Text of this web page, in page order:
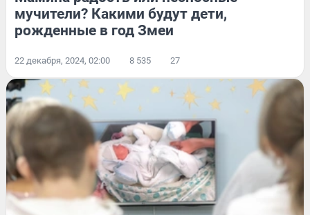
мучители? Какими будут дети,
рожденные в год Змеи
22 декабря, 2024, 02:00 8 535 27